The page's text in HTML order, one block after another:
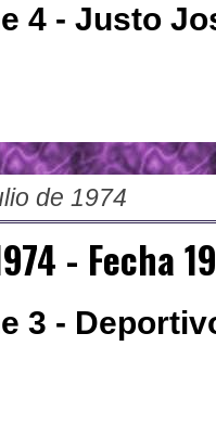
4 - Justo
de 1974
- Fecha 19
3 -